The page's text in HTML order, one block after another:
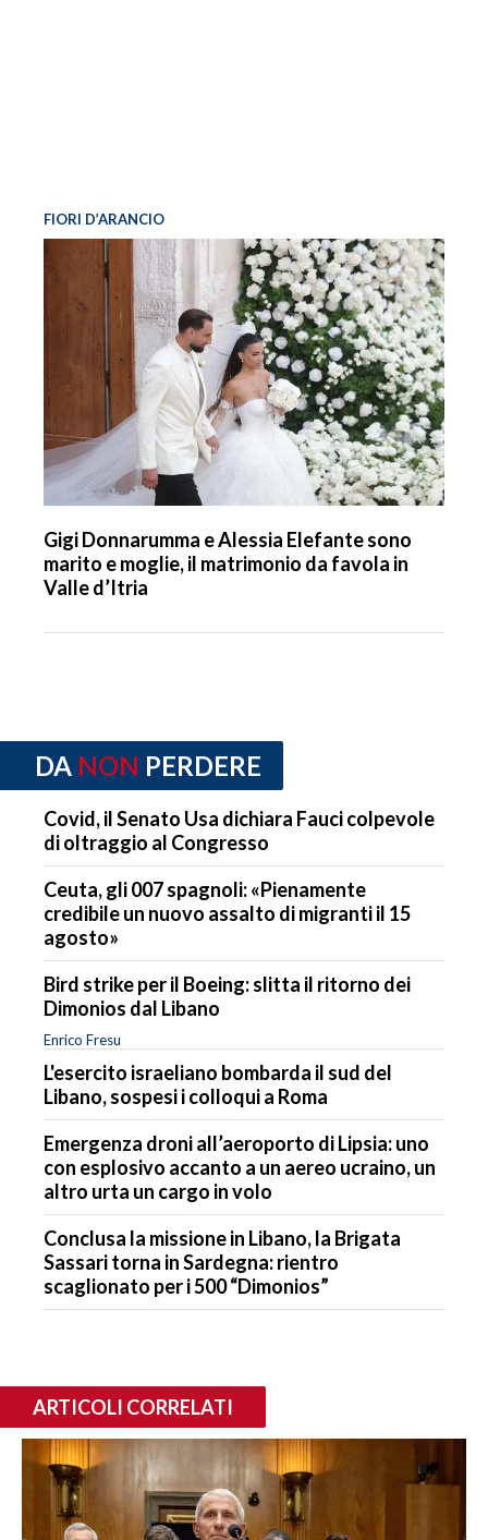
FIORI D’ARANCIO
Gigi Donnarumma e Alessia Elefante sono
marito e moglie, il matrimonio da favola in
Valle d’Itria
DA NON PERDERE
Covid, il Senato Usa dichiara Fauci colpevole
di oltraggio al Congresso
Ceuta, gli 007 spagnoli: «Pienamente
credibile un nuovo assalto di migranti il 15
agosto»
Bird strike per il Boeing: slitta il ritorno dei
Dimonios dal Libano
Enrico Fresu
L'esercito israeliano bombarda il sud del
Libano, sospesi i colloqui a Roma
Emergenza droni all’aeroporto di Lipsia: uno
con esplosivo accanto a un aereo ucraino, un
altro urta un cargo in volo
Conclusa la missione in Libano, la Brigata
Sassari torna in Sardegna: rientro
scaglionato per i 500 “Dimonios”
ARTICOLI CORRELATI